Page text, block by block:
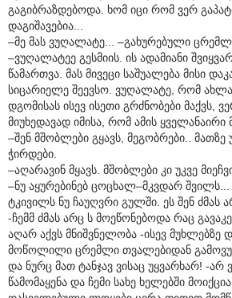
გაგიბრაზდებოდა. ხომ იცი რომ ვერ
დაგიშავებია...
–მე მას ვუღალატე... –გახურებული
–ვუღალატეე გესმიის. ის ადამიანი
წამართვა. მას მივეცი საშუალება მისი
სიცარიელე შეევსო. ვუღალატე, რომ
დგომისას ისევ ისეთი გრძნობები მაქვს,
მიუხედავად იმისა, რომ ამის ყველანაირი
–შენ მშობლები გყავს, მეგობრები..
ჭირდები.
–აღარავინ მყავს. მშობლები კი უკვე
–ნუ აყურებინებ ცოცხალ–მკვდარ შვილს...
ტკივილს ნუ ჩაუღვრი გულში. ეს შენ ძმას
-ჩემმ ძმას არც ს მოეწონებოდა რაც
აღარ აქვს მნიშვნელობა -ისევ მუხლებზე
მოწოლილი ცრემლი თვალებიდან
და ნურც მათ ტანჯავ ვისაც უყვარხარ! -არ
წამომაყენა და ჩემი სახე ხელებში